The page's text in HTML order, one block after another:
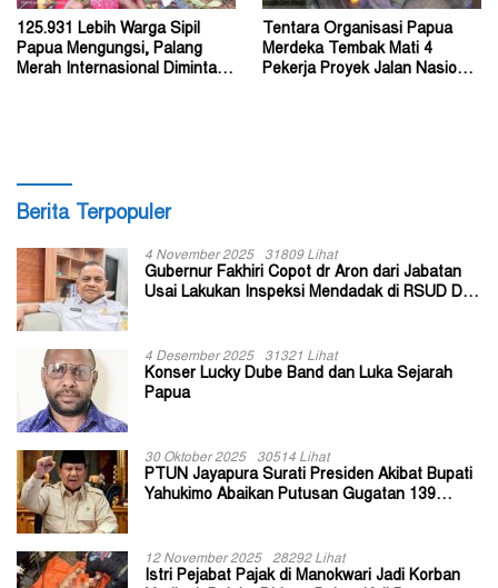
125.931 Lebih Warga Sipil
Papua Mengungsi, Palang
Merah Internasional Diminta
Tentara Organisasi Papua
Merdeka Tembak Mati 4
Pekerja Proyek Jalan Nasional
Berita Terpopuler
4 November 2025 31809 Lihat
Gubernur Fakhiri Copot dr Aron dari Jabatan
Usai Lakukan Inspeksi Mendadak di RSUD Dok
4 Desember 2025 31321 Lihat
Konser Lucky Dube Band dan Luka Sejarah
Papua
30 Oktober 2025 30514 Lihat
PTUN Jayapura Surati Presiden Akibat Bupati
Yahukimo Abaikan Putusan Gugatan 139
12 November 2025 28292 Lihat
Istri Pejabat Pajak di Manokwari Jadi Korban